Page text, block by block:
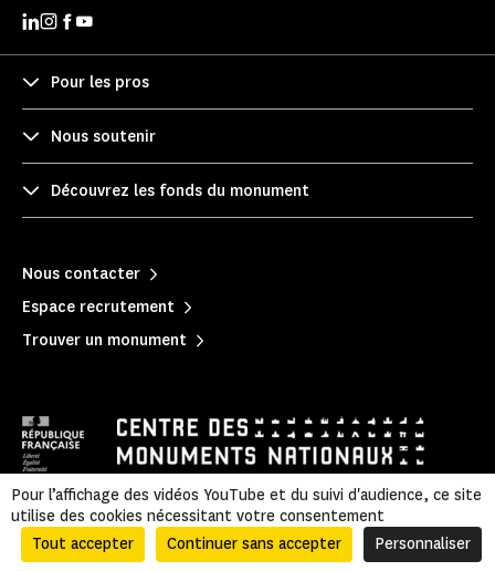
Pour les pros
Nous soutenir
Découvrez les fonds du monument
Nous contacter
Espace recrutement
Trouver un monument
Mentions légales Politique de confidentialité
|
Informations légales et administratives
| Plan du site
Pour l’affichage des vidéos YouTube et du suivi d'audience, ce site
utilise des cookies nécessitant votre consentement
Tout accepter
Continuer sans accepter Personnaliser